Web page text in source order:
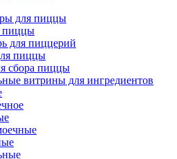
для пиццы
пиццы
для пиццерий
пиццы
сбора пиццы
витрины для ингредиентов